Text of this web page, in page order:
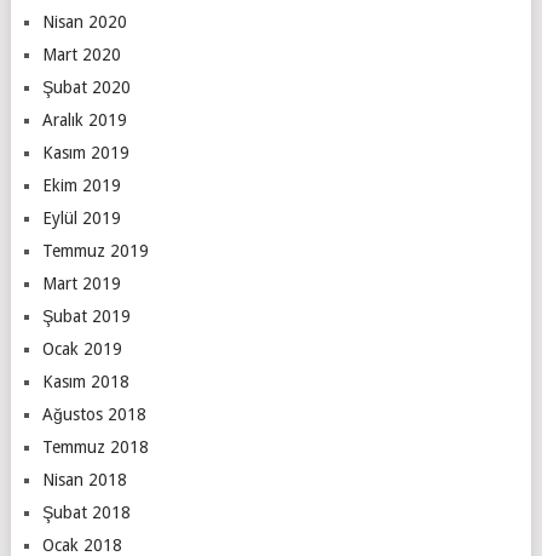
Nisan 2020
Mart 2020
Şubat 2020
Aralık 2019
Kasım 2019
Ekim 2019
Eylül 2019
Temmuz 2019
Mart 2019
Şubat 2019
Ocak 2019
Kasım 2018
Ağustos 2018
Temmuz 2018
Nisan 2018
Şubat 2018
Ocak 2018